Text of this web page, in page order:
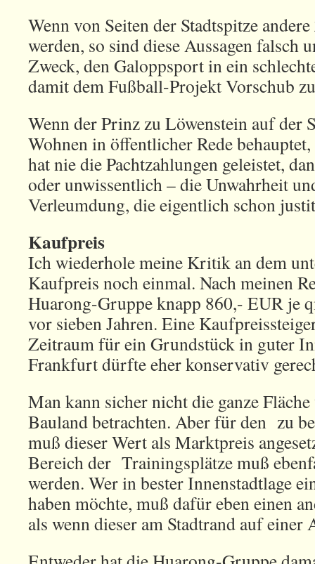
Wenn von Seiten der Stadtspitze
werden, so sind diese Aussagen falsch
Zweck, den Galoppsport in ein
damit dem Fußball-Projekt Vorschub
Wenn der Prinz zu Löwenstein auf der
Wohnen in öffentlicher Rede
hat nie die Pachtzahlungen geleistet,
oder unwissentlich – die Unwahrheit
Verleumdung, die eigentlich schon
Kaufpreis
Ich wiederhole meine Kritik an dem
Kaufpreis noch einmal. Nach meinen
Huarong-Gruppe knapp 860,- EUR je
vor sieben Jahren. Eine
Zeitraum für ein Grundstück in guter
Frankfurt dürfte eher konservativ
Man kann sicher nicht die ganze
Bauland betrachten. Aber für den zu
muß dieser Wert als Marktpreis
Bereich der Trainingsplätze muß
werden. Wer in bester Innenstadtlage
haben möchte, muß dafür eben einen
als wenn dieser am Stadtrand auf einer